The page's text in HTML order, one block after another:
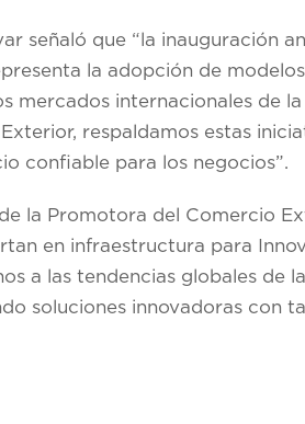
señaló que “la inauguración
la adopción de
mercados internacionales de
respaldamos estas
confiable para los negocios”.
la Promotora del Comercio
en infraestructura para
a las tendencias globales de
soluciones innovadoras con